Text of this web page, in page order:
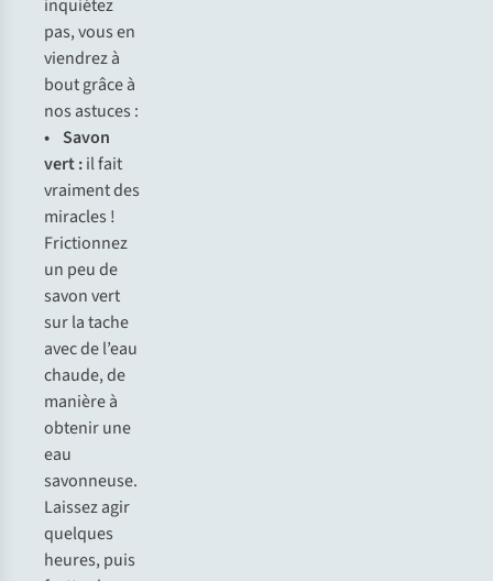
inquiétez
pas,vousen
viendrezà
boutgrâceà
nos astuces :
• Savon
vert:ilfait
vraimentdes
miracles !
Frictionnez
un peude
savonvert
surlatache
avecdel’eau
chaude,de
manièreà
obtenirune
eau
savonneuse.
Laissezagir
quelques
heures,puis